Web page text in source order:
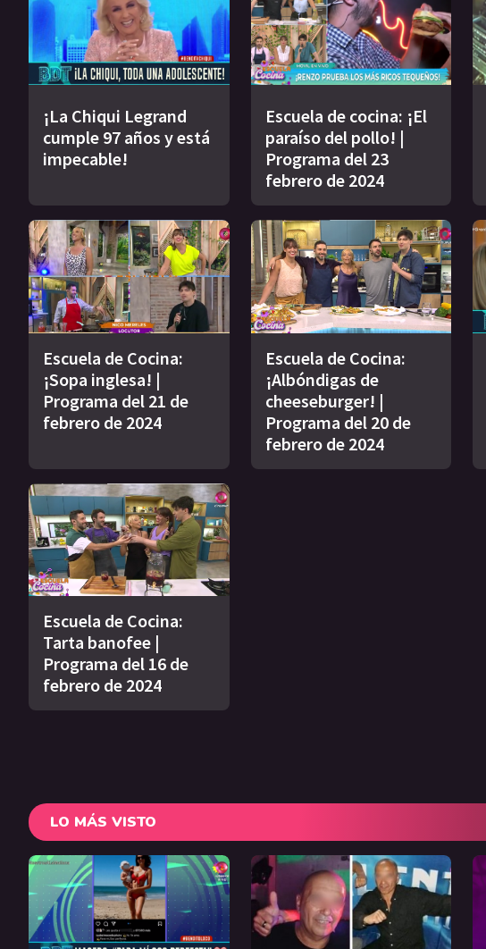
¡La Chiqui Legrand
cumple 97 años y está
impecable!
Escuela de cocina: ¡El
paraíso del pollo! |
Programa del 23
febrero de 2024
Escuela de Cocina:
¡Sopa inglesa! |
Programa del 21 de
febrero de 2024
Escuela de Cocina:
¡Albóndigas de
cheeseburger! |
Programa del 20 de
febrero de 2024
Escuela de Cocina:
Tarta banofee |
Programa del 16 de
febrero de 2024
LO MÁS VISTO